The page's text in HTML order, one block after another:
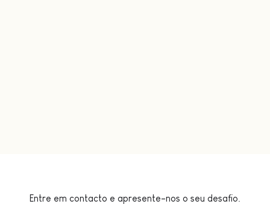
Entre em contacto e apresente-nos o seu desafio.